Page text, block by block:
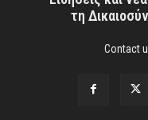
τη
Contact